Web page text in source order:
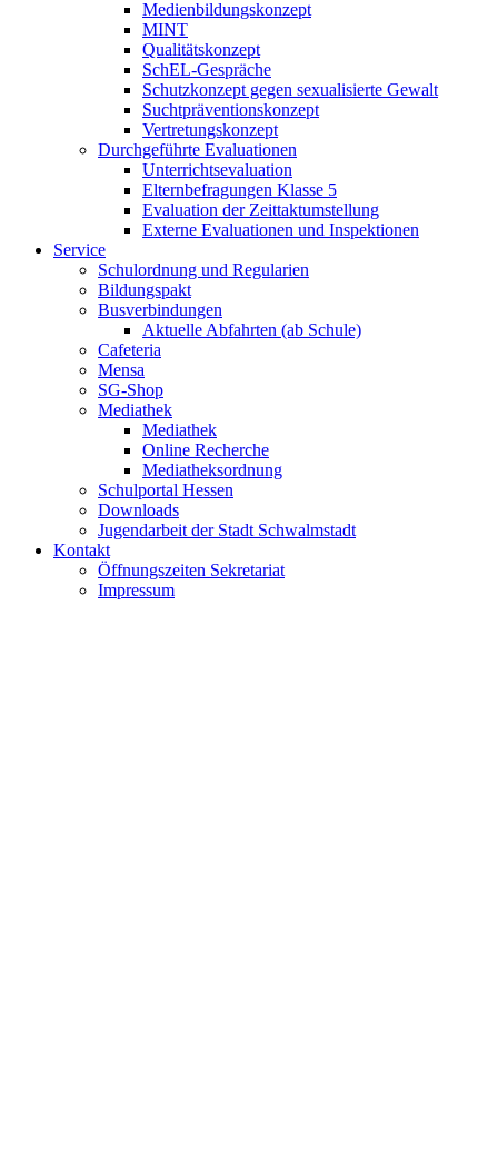
Medienbildungskonzept
MINT
Qualitätskonzept
SchEL-Gespräche
Schutzkonzept gegen sexualisierte Gewalt
Suchtpräventionskonzept
Vertretungskonzept
Durchgeführte Evaluationen
Unterrichtsevaluation
Elternbefragungen Klasse 5
Evaluation der Zeittaktumstellung
Externe Evaluationen und Inspektionen
Service
Schulordnung und Regularien
Bildungspakt
Busverbindungen
Aktuelle Abfahrten (ab Schule)
Cafeteria
Mensa
SG-Shop
Mediathek
Mediathek
Online Recherche
Mediatheksordnung
Schulportal Hessen
Downloads
Jugendarbeit der Stadt Schwalmstadt
Kontakt
Öffnungszeiten Sekretariat
Impressum